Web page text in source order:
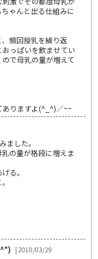
ゃんと出る仕組みに
頻回授乳を繰り返
っぱいを飲ませてい
で母乳の量が増えて
ありますよ(^_^)／~~
ました。
の量が格段に増えま
る。
| 2010/03/29